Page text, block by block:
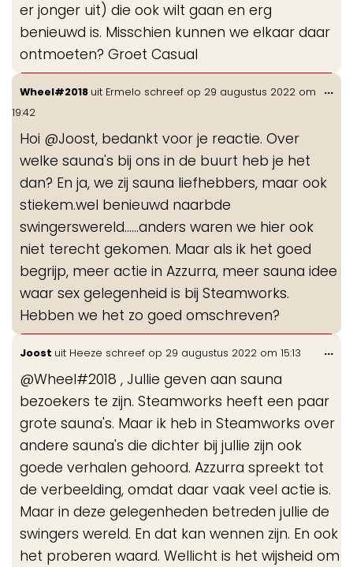
er jonger uit) die ook wilt gaan en erg
benieuwd is. Misschien kunnen we elkaar daar
ontmoeten? Groet Casual
Wheel#2018 uit Ermelo schreef op 29 augustus 2022 om
19:42
Hoi @Joost, bedankt voor je reactie. Over
welke sauna's bij ons in de buurt heb je het
dan? En ja, we zij sauna liefhebbers, maar ook
stiekem.wel benieuwd naarbde
swingerswereld......anders waren we hier ook
niet terecht gekomen. Maar als ik het goed
begrijp, meer actie in Azzurra, meer sauna idee
waar sex gelegenheid is bij Steamworks.
Hebben we het zo goed omschreven?
...
Joost uit Heeze schreef op 29 augustus 2022 om 15:13
@Wheel#2018 , Jullie geven aan sauna
bezoekers te zijn. Steamworks heeft een paar
grote sauna's. Maar ik heb in Steamworks over
andere sauna's die dichter bij jullie zijn ook
goede verhalen gehoord. Azzurra spreekt tot
de verbeelding, omdat daar vaak veel actie is.
Maar in deze gelegenheden betreden jullie de
swingers wereld. En dat kan wennen zijn. En ook
het proberen waard. Wellicht is het wijsheid om
...